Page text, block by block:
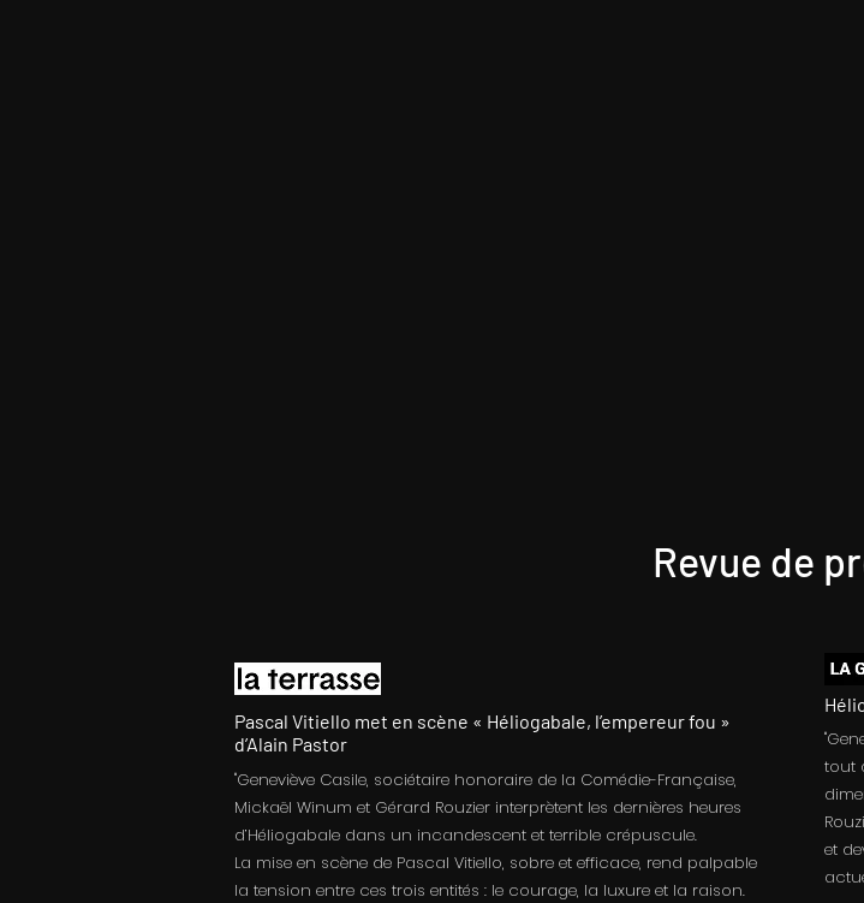
Revue de
Pascal Vitiello met en scène « Héliogabale, l’empereur fou »
d’Alain Pastor
"Geneviève Casile, sociétaire honoraire de la Comédie-Française,
Mickaël Winum et Gérard Rouzier interprètent les dernières heures
d’Héliogabale dans un incandescent et terrible crépuscule.
La mise en scène de Pascal Vitiello, sobre et efficace, rend palpable
la tension entre ces trois entités : le courage, la luxure et la raison.
tout
et